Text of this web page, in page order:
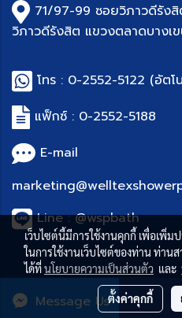
Message Us
71/97-99 ซอยวิภาวดีรัง
วิภาวดีรังสิต แขวงตลาดบางเ
โทร : 0-2552-5122 (อัตโ
แฟ็กซ์ : 0-2552-5188
E-mail
Line : @wspbath
© Copyright 2019WSP All Rights
เว็บไซต์นี้มีการใช้งานคุกกี้ เพื่อเพิ่
ในการใช้งานเว็บไซต์ของท่าน ท่าน
ได้ที่นโยบายความเป็นส่วนตัว และ
ตั้งค่าคุกกี้